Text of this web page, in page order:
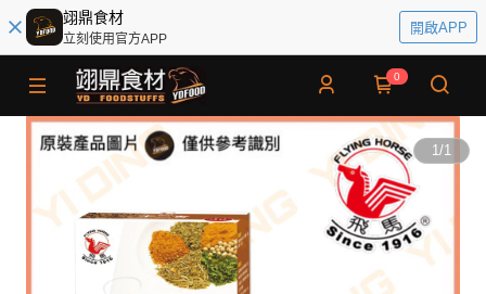
翊鼎食材
立刻使用官方APP
開啟APP
0
1/1